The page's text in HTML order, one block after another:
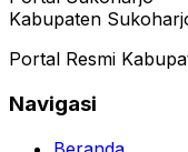
Portal Sukoharjo
Kabupaten Sukoharjo